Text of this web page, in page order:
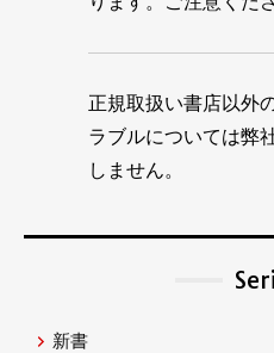
正規取扱い書店以外
ラブルについては弊
しません。
新書